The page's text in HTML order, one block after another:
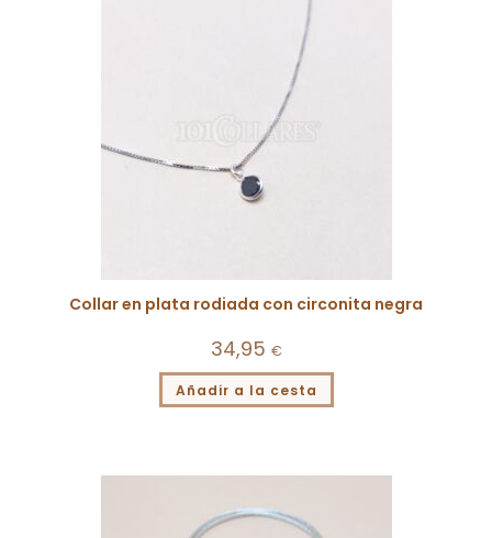
Collar en plata rodiada con circonita negra
34,95 €
Añadir a la cesta